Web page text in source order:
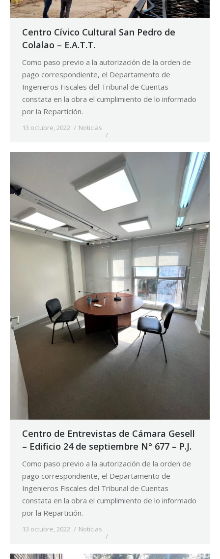
Centro Cívico Cultural San Pedro de
Colalao – E.A.T.T.
Como paso previo a la autorización de la orden de
pago correspondiente, el Departamento de
Ingenieros Fiscales del Tribunal de Cuentas
constata en la obra el cumplimiento de lo informado
por la Repartición.
13 octubre, 2022 Noticias
Centro de Entrevistas de Cámara Gesell
– Edificio 24 de septiembre N° 677 – P.J.
Como paso previo a la autorización de la orden de
pago correspondiente, el Departamento de
Ingenieros Fiscales del Tribunal de Cuentas
constata en la obra el cumplimiento de lo informado
por la Repartición.
13 octubre, 2022 Noticias